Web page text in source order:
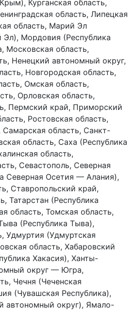
Курганская область,
область, Липецкая
область, Марий Эл
Эл), Мордовия (Республика
Московская область,
Ненецкий автономный округ,
Новгородская область,
Омская область,
Орловская область,
Пермский край, Приморский
Ростовская область,
Самарская область, Санкт-
область, Саха (Республика
область,
Севастополь, Северная
Северная Осетия — Алания),
Ставропольский край,
Татарстан (Республика
область, Томская область,
(Республика Тыва),
Удмуртия (Удмуртская
область, Хабаровский
Хакасия), Ханты-
округ — Югра,
Чечня (Чеченская
(Чувашская Республика),
автономный округ), Ямало-